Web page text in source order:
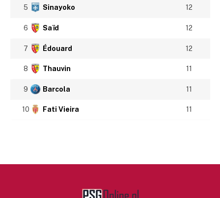
5 Sinayoko 12
6 Saïd 12
7 Édouard 12
8 Thauvin 11
9 Barcola 11
10 Fati Vieira 11